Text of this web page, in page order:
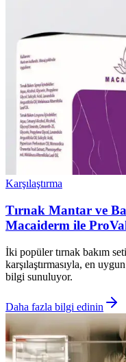
Karşılaştırma
Tırnak Mantar ve
Macaiderm ile
İki popüler tırnak bakım
karşılaştırmasıyla, en
bilgi sunuluyor.
Daha fazla bilgi edinin